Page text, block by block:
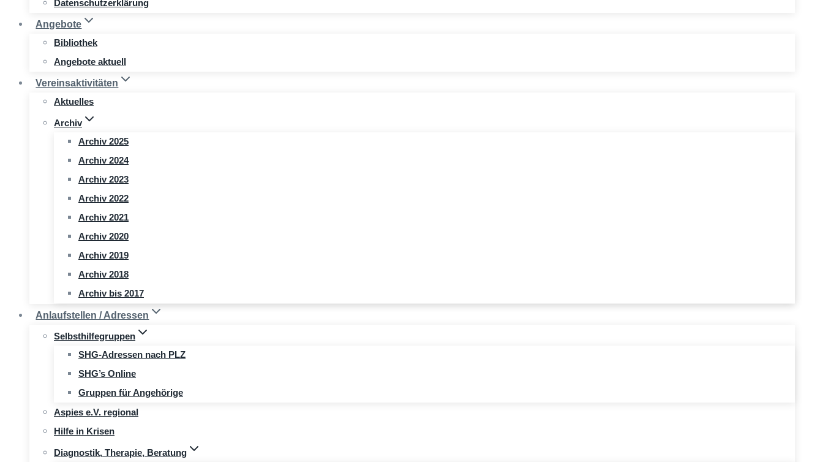
Datenschutzerklärung
Angebote
Bibliothek
Angebote aktuell
Vereinsaktivitäten
Aktuelles
Archiv
Archiv 2025
Archiv 2024
Archiv 2023
Archiv 2022
Archiv 2021
Archiv 2020
Archiv 2019
Archiv 2018
Archiv bis 2017
Anlaufstellen / Adressen
Selbsthilfegruppen
SHG-Adressen nach PLZ
SHG’s Online
Gruppen für Angehörige
Aspies e.V. regional
Hilfe in Krisen
Diagnostik, Therapie, Beratung